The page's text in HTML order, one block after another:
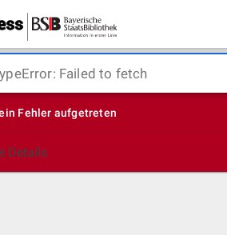
Failed to fetch
Fehler aufgetreten
Details